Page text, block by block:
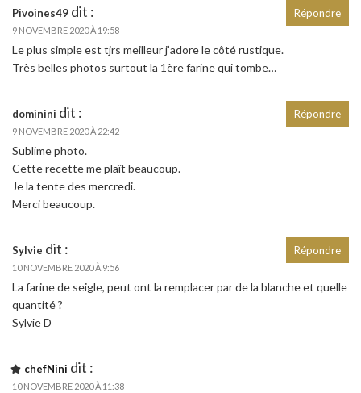
Pivoines49 dit :
9 NOVEMBRE 2020 À 19:58
Le plus simple est tjrs meilleur j’adore le côté rustique.
Très belles photos surtout la 1ère farine qui tombe…
Répondre
dominini dit :
9 NOVEMBRE 2020 À 22:42
Sublime photo.
Cette recette me plaît beaucoup.
Je la tente des mercredi.
Merci beaucoup.
Répondre
Sylvie dit :
10 NOVEMBRE 2020 À 9:56
La farine de seigle, peut ont la remplacer par de la blanche et quelle
quantité ?
Sylvie D
Répondre
chefNini dit :
10 NOVEMBRE 2020 À 11:38